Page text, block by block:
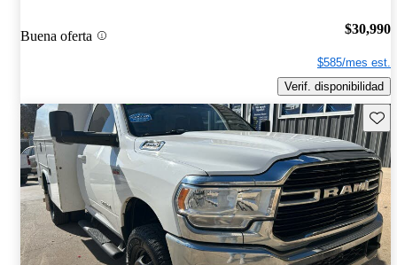
Buena oferta $30,990
$585/mes est.
Verif. disponibilidad